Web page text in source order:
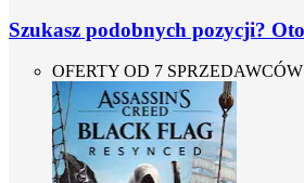
Szukasz podobnych pozycji?
OFERTY OD 7 SPRZEDAWCÓW